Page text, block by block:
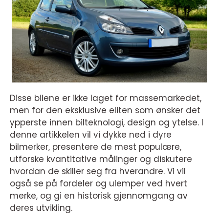
Disse bilene er ikke laget for massemarkedet,
men for den eksklusive eliten som ønsker det
ypperste innen bilteknologi, design og ytelse. I
denne artikkelen vil vi dykke ned i dyre
bilmerker, presentere de mest populære,
utforske kvantitative målinger og diskutere
hvordan de skiller seg fra hverandre. Vi vil
også se på fordeler og ulemper ved hvert
merke, og gi en historisk gjennomgang av
deres utvikling.